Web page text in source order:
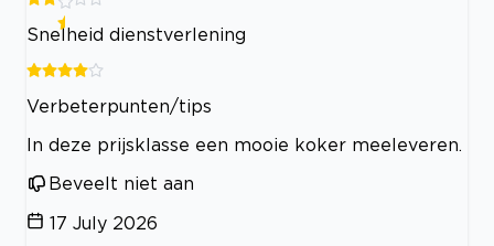
Snelheid dienstverlening
Verbeterpunten/tips
In deze prijsklasse een mooie koker meeleveren.
Beveelt niet aan
17 July 2026